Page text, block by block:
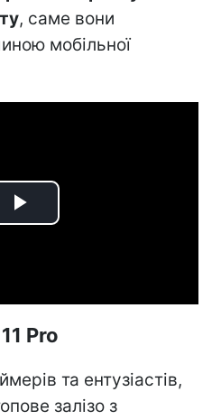
, саме вони
мобільної
Play
Pro
та ентузіастів,
залізо з